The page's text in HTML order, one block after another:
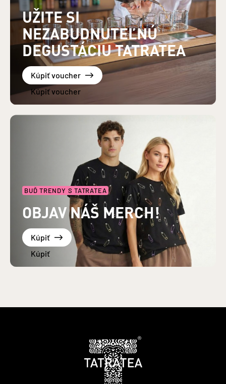
UŽITE SI
NEZABUDNUTEĽNÚ
DEGUSTÁCIU TATRATEA
Kúpiť voucher
BUĎ TRENDY S TATRATEA
OBJAV NÁŠ MERCH!
Kúpiť